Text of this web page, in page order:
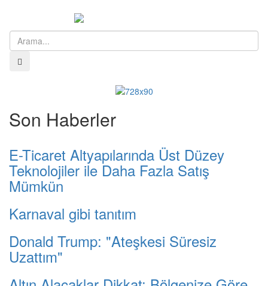
Son Haberler
E-Ticaret Altyapılarında Üst Düzey
Teknolojiler ile Daha Fazla Satış
Mümkün
Karnaval gibi tanıtım
Donald Trump: "Ateşkesi Süresiz
Uzattım"